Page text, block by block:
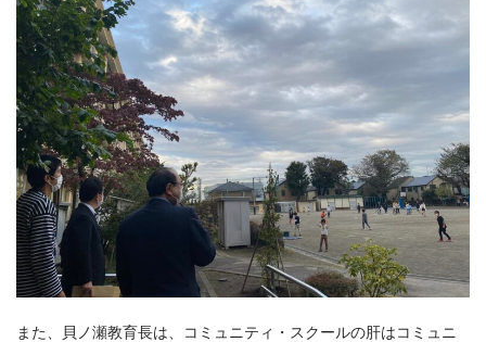
また、貝ノ瀬教育長は、コミュニティ・スクールの肝はコミュニ